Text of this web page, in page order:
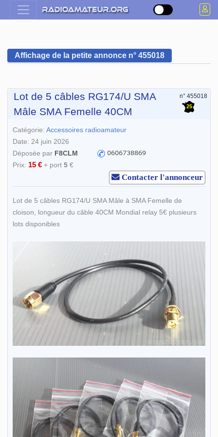
Affichage de la petite annonce n° 455018
Lot de 5 câbles RG174/U SMA
Mâle SMA Femelle 40CM
n° 455018
25
Catégorie: Accessoires radioamateur
Date: 24 juin 2026
Déposée par F8CLM
Prix: 15 € + port 5€
Contacter l'annonceur
Lot de 5 câbles RG174/U SMA Mâle à SMA Femelle de
cloison, longueur du câble 40CM Mondial relay 5€ plusieurs
lots disponibles